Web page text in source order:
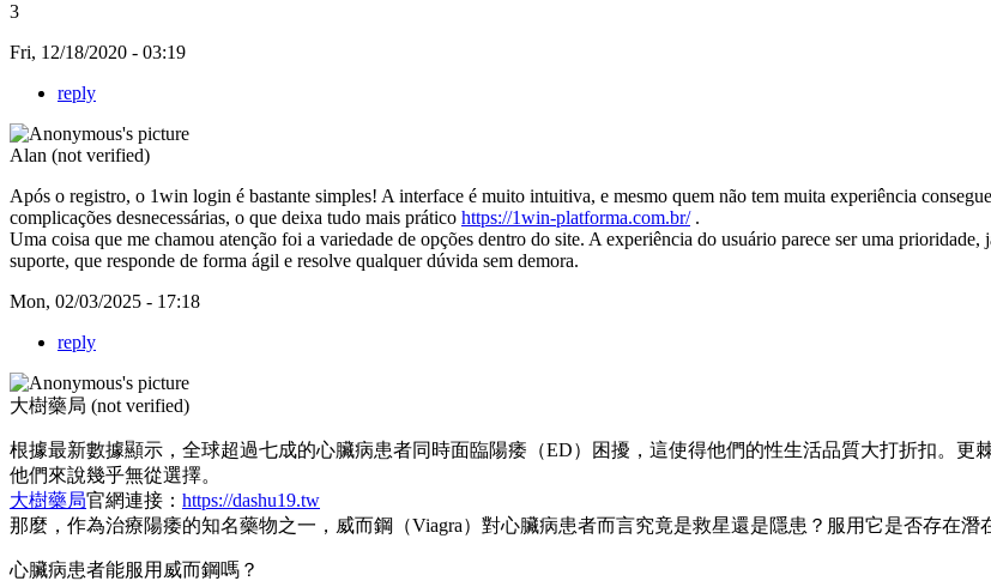
3
Fri, 12/18/2020 - 03:19
reply
Alan (not verified)
Após o registro, o 1win login é bastante simples! A interface é muito intuitiva, e mesmo quem não tem muita experiência
complicações desnecessárias, o que deixa tudo mais prático https://1win-platforma.com.br/.
Uma coisa que me chamou atenção foi a variedade de opções dentro do site. A experiência do usuário parece ser uma
suporte, que responde de forma ágil e resolve qualquer dúvida sem demora.
Mon, 02/03/2025 - 17:18
reply
大樹藥局 (not verified)
根據最新數據顯示，全球超過七成的心臟病患者同時面臨陽痿（ED）困擾，這使得他們的性生活品質大打折扣。
他們來說幾乎無從選擇。
大樹藥局官網連接： https://dashu19.tw
那麼，作為治療陽痿的知名藥物之一，威而鋼（Viagra）對心臟病患者而言究竟是救星還是隱患？服用它是否存在潛
心臟病患者能服用威而鋼嗎？